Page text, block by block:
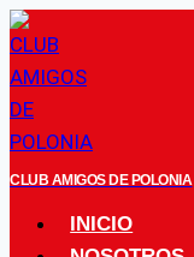
Saltar
al
contenido
CLUB AMIGOS DE POLONIA
INICIO